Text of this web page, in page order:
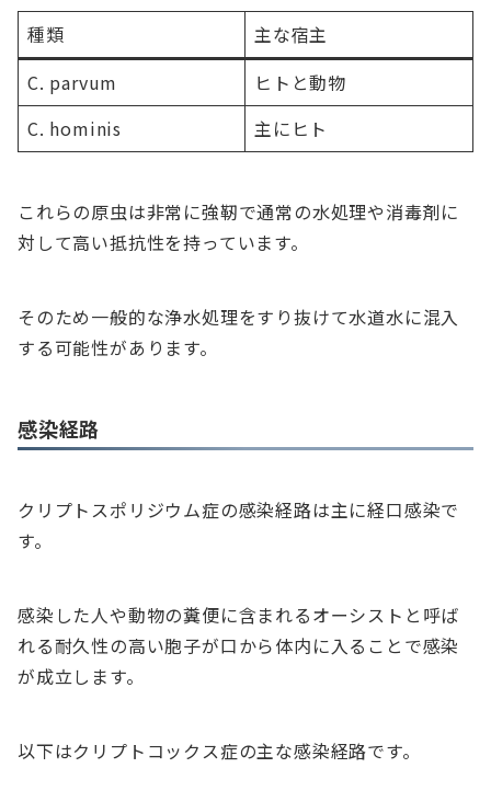
種類
主な宿主
C. parvum
ヒトと動物
C. hominis
主にヒト
これらの原虫は非常に強靭で通常の水処理や消毒剤に
対して高い抵抗性を持っています。
そのため一般的な浄水処理をすり抜けて水道水に混入
する可能性があります。
感染経路
クリプトスポリジウム症の感染経路は主に経口感染で
す。
感染した人や動物の糞便に含まれるオーシストと呼ば
れる耐久性の高い胞子が口から体内に入ることで感染
が成立します。
以下はクリプトコックス症の主な感染経路です。